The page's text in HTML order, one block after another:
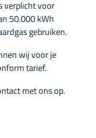
verplicht voor
50.000 kWh
gebruiken.
wij voor je
tarief.
met ons op.